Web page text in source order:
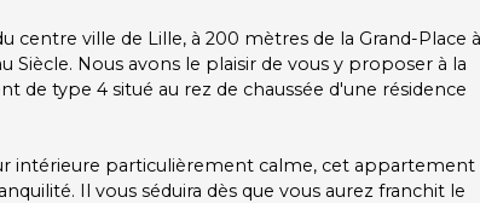
centre ville de Lille, à 200 mètres de la Grand-Place à
Siècle. Nous avons le plaisir de vous y proposer à la
de type 4 situé au rez de chaussée d'une résidence
intérieure particulièrement calme, cet appartement
Il vous séduira dès que vous aurez franchit le